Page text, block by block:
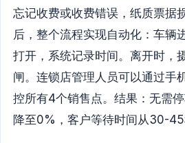
忘记收费或收费错误，纸质票据
后，整个流程实现自动化：车辆
打开，系统记录时间。离开时，
闸。连锁店管理人员可以通过手
控所有4个销售点。结果：无需
降至0%，客户等待时间从30-45